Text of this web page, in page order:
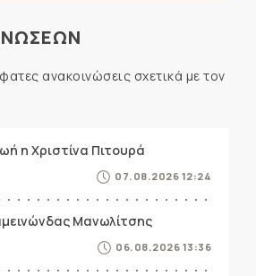
ανακοινώσεις σχετικά με τον
η Χριστίνα Πιτουρά
07.08.2026 12:24
Μανωλίτσης
06.08.2026 13:36